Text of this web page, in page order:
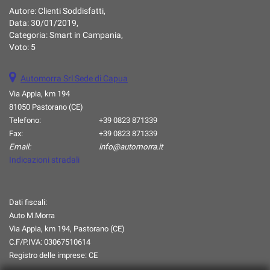
Autore:Clienti Soddisfatti,
Data:30/01/2019,
Categoria:Smart in Campania,
Voto: 5
Automorra Srl Sede di Capua
Via Appia, km 194
81050 Pastorano (CE)
Telefono:
+39 0823 871339
Fax:
+39 0823 871339
Email:
info@automorra.it
Indicazioni stradali
Dati fiscali:
Auto M.Morra
Via Appia, km 194, Pastorano (CE)
C.F/P.IVA: 03067510614
Registro delle imprese: CE
questi
strumenti
di
tracciamento
rimanda
alla
cookie
policy.
Puoi
rivedere
e
modificare
in
qualsiasi
momento.